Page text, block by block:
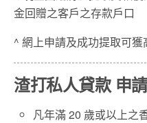
金回贈之客戶之存款戶口
^ 網上申請及成功提取可
渣打私人貸款 申
凡年滿 20 歲或以上之